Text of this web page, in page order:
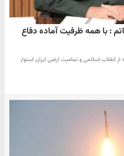
: با همه ظرفیت آماده دفاع
انقلاب اسلامی و تمامیت ارضی ایران استوار